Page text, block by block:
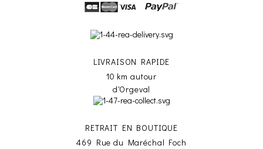
LIVRAISON RAPIDE
10 km autour
d'Orgeval
RETRAIT EN BOUTIQUE
469 Rue du Maréchal Foch